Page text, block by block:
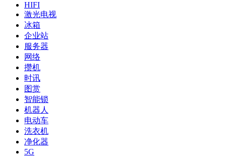
HIFI
激光电视
冰箱
企业站
服务器
网络
攒机
时讯
图赏
智能锁
机器人
电动车
洗衣机
净化器
5G